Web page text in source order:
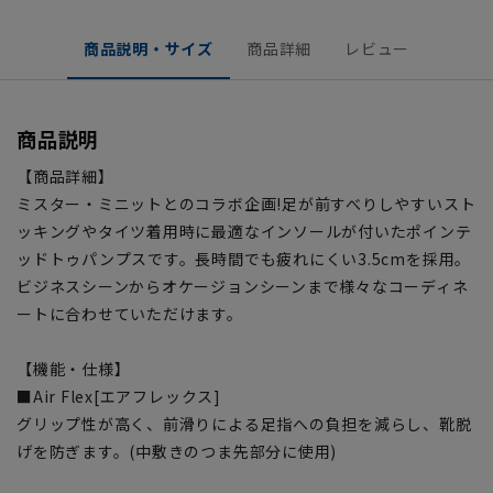
商品説明・サイズ 商品詳細 レビュー
商品説明
【商品詳細】
ミスター・ミニットとのコラボ企画!足が前すべりしやすいスト
ッキングやタイツ着用時に最適なインソールが付いたポインテ
ッドトゥパンプスです。長時間でも疲れにくい3.5cmを採用。
ビジネスシーンからオケージョンシーンまで様々なコーディネ
ートに合わせていただけます。
【機能・仕様】
■Air Flex[エアフレックス]
グリップ性が高く、前滑りによる足指への負担を減らし、靴脱
げを防ぎます。(中敷きのつま先部分に使用)